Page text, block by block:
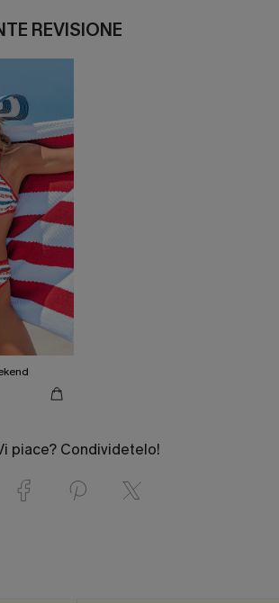
REVISIONE
piace? Condividetelo!